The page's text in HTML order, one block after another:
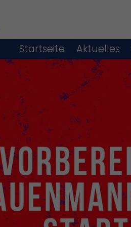
Startseite Aktuelles